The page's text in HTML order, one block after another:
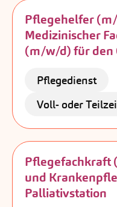
Pflegehelfer
Medizinischer
(m/w/d) für den
Pflegedienst
Voll- oder
Pflegefachkraft
und
Palliativstation